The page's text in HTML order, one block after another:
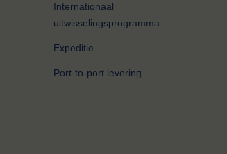
Internationaal
uitwisselingsprogramma
Expeditie
Port-to-port levering